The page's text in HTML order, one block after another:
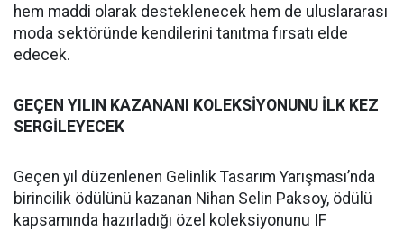
hem maddi olarak desteklenecek hem de uluslararası
moda sektöründe kendilerini tanıtma fırsatı elde
edecek.
GEÇEN YILIN KAZANANI KOLEKSİYONUNU İLK KEZ
SERGİLEYECEK
Geçen yıl düzenlenen Gelinlik Tasarım Yarışması’nda
birincilik ödülünü kazanan Nihan Selin Paksoy, ödülü
kapsamında hazırladığı özel koleksiyonunu IF